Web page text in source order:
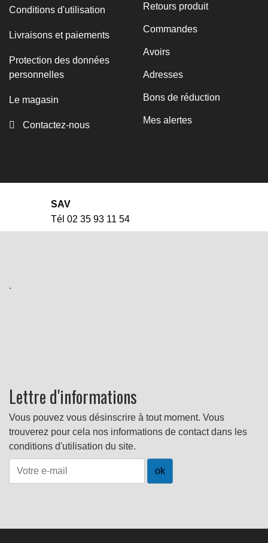
Conditions d'utilisation
Livraisons et paiements
Protection des données
personnelles
Le magasin
Contactez-nous
Retours produit
Commandes
Avoirs
Adresses
Bons de réduction
Mes alertes
SAV
Tél 02 35 93 11 54
.
Lettre d'informations
Vous pouvez vous désinscrire à tout moment. Vous
trouverez pour cela nos informations de contact dans les
conditions d'utilisation du site.